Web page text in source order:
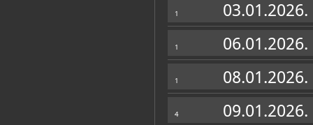
1 03.01.2026.
1 06.01.2026.
1 08.01.2026.
4 09.01.2026.
OPĆI PODACI